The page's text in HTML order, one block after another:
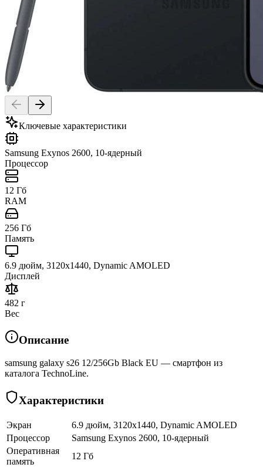
Ключевые характеристики
Samsung Exynos 2600, 10-ядерный
Процессор
12 Гб
RAM
256 Гб
Память
6.9 дюйм, 3120x1440, Dynamic AMOLED
Дисплей
482 г
Вес
Описание
samsung galaxy s26 12/256Gb Black EU — смартфон из
каталога TechnoLine.
Характеристики
Экран
6.9 дюйм, 3120x1440, Dynamic AMOLED
Процессор
Samsung Exynos 2600, 10-ядерный
Оперативная
память
12 Гб